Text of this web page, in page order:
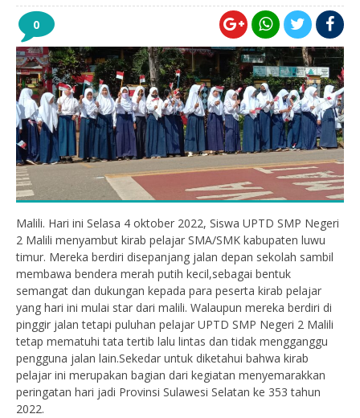
0
Malili. Hari ini Selasa 4 oktober 2022, Siswa UPTD SMP Negeri
2 Malili menyambut kirab pelajar SMA/SMK kabupaten luwu
timur. Mereka berdiri disepanjang jalan depan sekolah sambil
membawa bendera merah putih kecil,sebagai bentuk
semangat dan dukungan kepada para peserta kirab pelajar
yang hari ini mulai star dari malili. Walaupun mereka berdiri di
pinggir jalan tetapi puluhan pelajar UPTD SMP Negeri 2 Malili
tetap mematuhi tata tertib lalu lintas dan tidak mengganggu
pengguna jalan lain.Sekedar untuk diketahui bahwa kirab
pelajar ini merupakan bagian dari kegiatan menyemarakkan
peringatan hari jadi Provinsi Sulawesi Selatan ke 353 tahun
2022.